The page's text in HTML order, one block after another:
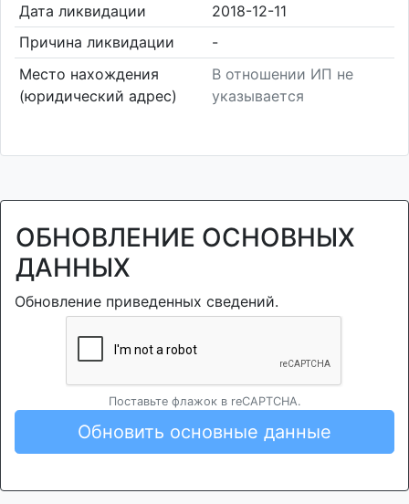
Дата ликвидации
2018-12-11
Причина ликвидации
-
Место нахождения
(юридический адрес)
В отношении ИП не
указывается
ОБНОВЛЕНИЕ ОСНОВНЫХ
ДАННЫХ
Обновление приведенных сведений.
Поставьте флажок в reCAPTCHA.
Обновить основные данные